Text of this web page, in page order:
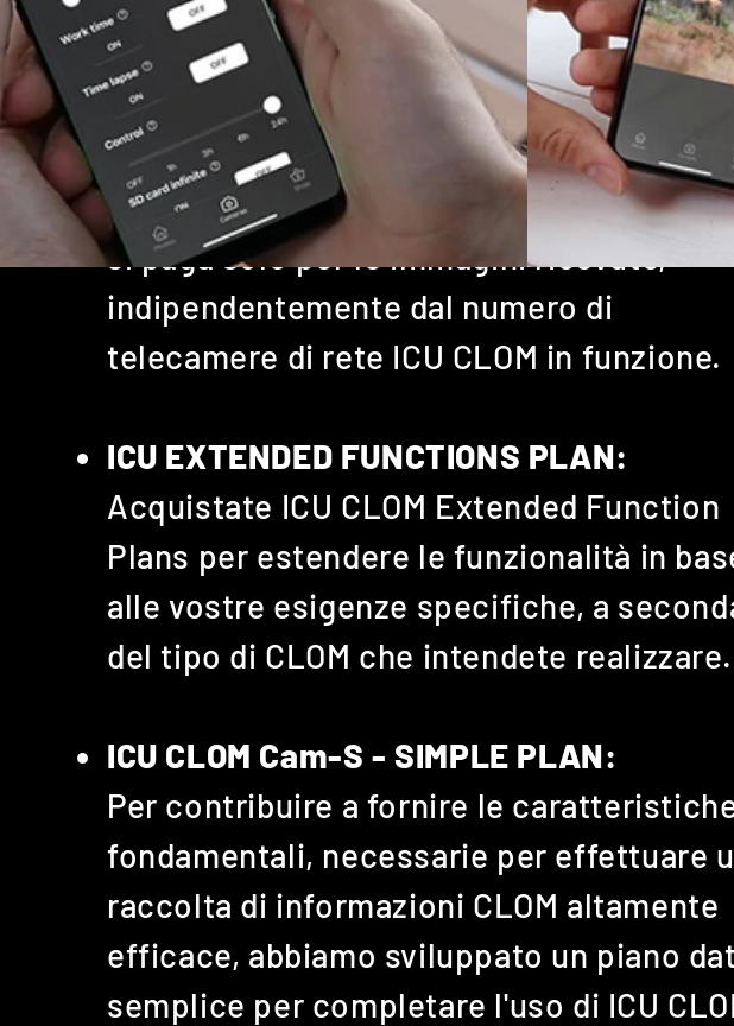
L'INSTALLAZIONE DI PIÙ
TELECAMERE.
ICU CLOM COINs:
Il vantaggio di ICU CLOM COINs è
si paga solo per le immagini ricevute,
indipendentemente dal numero di
telecamere di rete ICU CLOM in funzione.
ICU EXTENDED FUNCTIONS PLAN:
Acquistate ICU CLOM Extended Function
Plans per estendere le funzionalità in
alle vostre esigenze specifiche, a
del tipo di CLOM che intendete realizzare.
ICU CLOM Cam-S - SIMPLE PLAN:
Per contribuire a fornire le
fondamentali, necessarie per effettuare
raccolta di informazioni CLOM altamente
efficace, abbiamo sviluppato un piano
semplice per completare l'uso di ICU